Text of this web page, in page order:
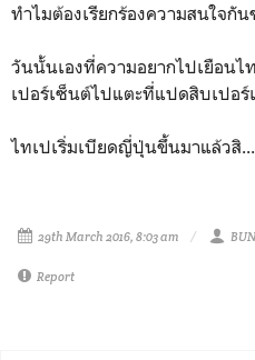
ทำไมต้องเรียกร้องความสนใจกั
วันนั้นเองที่ความอยากไปเยือนไ
เปอร์เซ็นต์ไปแตะที่แปดสิบเปอ
ไทเปเริ่มเบียดญี่ปุ่นขึ้นมาแล้วสิ...
29th March 2016, 8:03 am
Report